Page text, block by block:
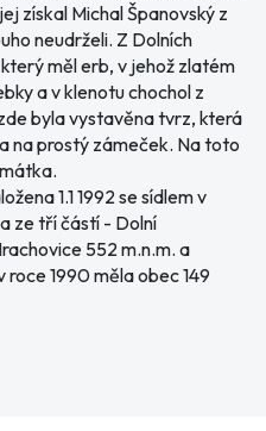
získal Michal Španovský z
neudrželi. Z Dolních
měl erb, v jehož zlatém
a v klenotu chochol z
byla vystavěna tvrz, která
na prostý zámeček. Na toto
1.1 1992 se sídlem v
ze tří částí - Dolní
552 m.n.m. a
1990 měla obec 149